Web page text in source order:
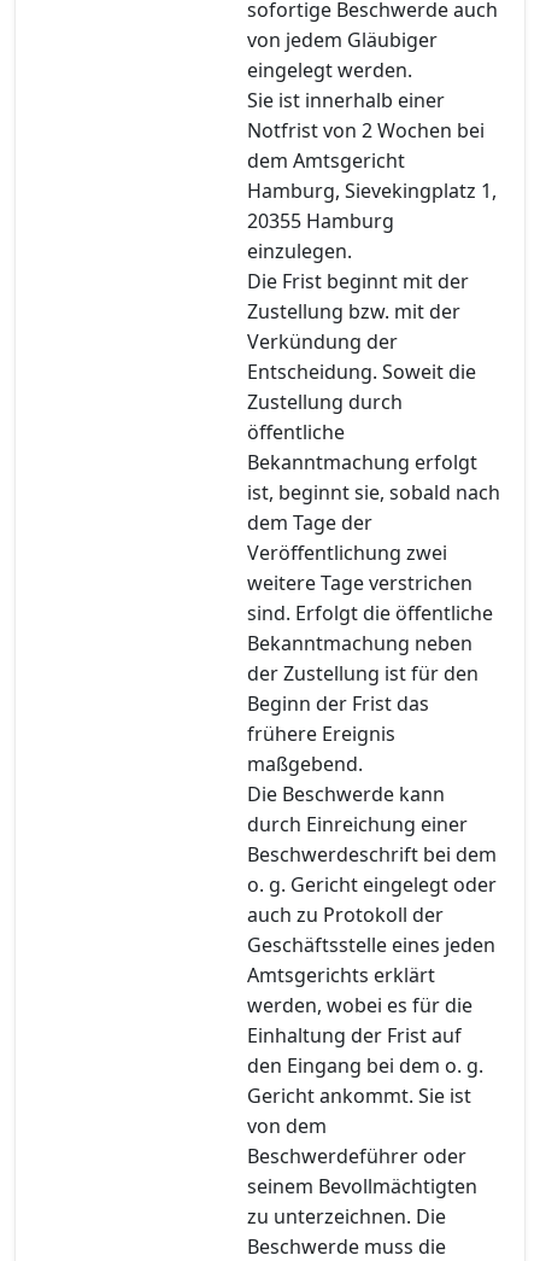
sofortige Beschwerde auch
von jedem Gläubiger
eingelegt werden.
Sie ist innerhalb einer
Notfrist von 2 Wochen bei
dem Amtsgericht
Hamburg, Sievekingplatz 1,
20355 Hamburg
einzulegen.
Die Frist beginnt mit der
Zustellung bzw. mit der
Verkündung der
Entscheidung. Soweit die
Zustellung durch
öffentliche
Bekanntmachung erfolgt
ist, beginnt sie, sobald nach
dem Tage der
Veröffentlichung zwei
weitere Tage verstrichen
sind. Erfolgt die öffentliche
Bekanntmachung neben
der Zustellung ist für den
Beginn der Frist das
frühere Ereignis
maßgebend.
Die Beschwerde kann
durch Einreichung einer
Beschwerdeschrift bei dem
o. g. Gericht eingelegt oder
auch zu Protokoll der
Geschäftsstelle eines jeden
Amtsgerichts erklärt
werden, wobei es für die
Einhaltung der Frist auf
den Eingang bei dem o. g.
Gericht ankommt. Sie ist
von dem
Beschwerdeführer oder
seinem Bevollmächtigten
zu unterzeichnen. Die
Beschwerde muss die